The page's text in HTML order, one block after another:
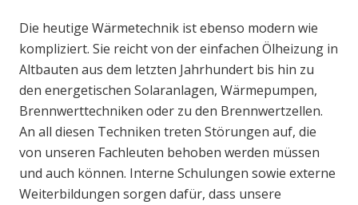
Die heutige Wärmetechnik ist ebenso modern wie
kompliziert. Sie reicht von der einfachen Ölheizung in
Altbauten aus dem letzten Jahrhundert bis hin zu
den energetischen Solaranlagen, Wärmepumpen,
Brennwerttechniken oder zu den Brennwertzellen.
An all diesen Techniken treten Störungen auf, die
von unseren Fachleuten behoben werden müssen
und auch können. Interne Schulungen sowie externe
Weiterbildungen sorgen dafür, dass unsere